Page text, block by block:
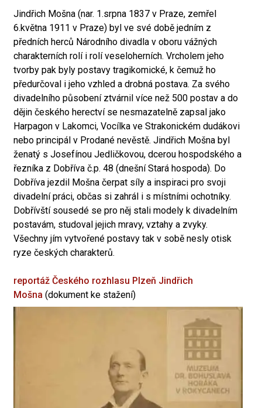
Jindřich Mošna (nar. 1.srpna 1837 v Praze, zemřel
6.května 1911 v Praze) byl ve své době jedním z
předních herců Národního divadla v oboru vážných
charakterních rolí i rolí veseloherních. Vrcholem jeho
tvorby pak byly postavy tragikomické, k čemuž ho
předurčoval i jeho vzhled a drobná postava. Za svého
divadelního působení ztvárnil více než 500 postav a do
dějin českého herectví se nesmazatelně zapsal jako
Harpagon v Lakomci, Vocílka ve Strakonickém dudákovi
nebo principál v Prodané nevěstě. Jindřich Mošna byl
ženatý s Josefínou Jedličkovou, dcerou hospodského a
řezníka z Dobříva č.p. 48 (dnešní Stará hospoda). Do
Dobříva jezdil Mošna čerpat síly a inspiraci pro svoji
divadelní práci, občas si zahrál i s místními ochotníky.
Dobřívští sousedé se pro něj stali modely k divadelním
postavám, studoval jejich mravy, vztahy a zvyky.
Všechny jím vytvořené postavy tak v sobě nesly otisk
ryze českých charakterů.
reportáž Českého rozhlasu Plzeň Jindřich
Mošna (dokument ke stažení)